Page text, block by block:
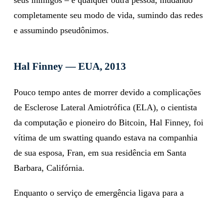
completamente seu modo de vida, sumindo das redes
e assumindo pseudônimos.
Hal Finney — EUA, 2013
Pouco tempo antes de morrer devido a complicações
de Esclerose Lateral Amiotrófica (ELA), o cientista
da computação e pioneiro do Bitcoin, Hal Finney, foi
vítima de um swatting quando estava na companhia
de sua esposa, Fran, em sua residência em Santa
Barbara, Califórnia.
Enquanto o serviço de emergência ligava para a